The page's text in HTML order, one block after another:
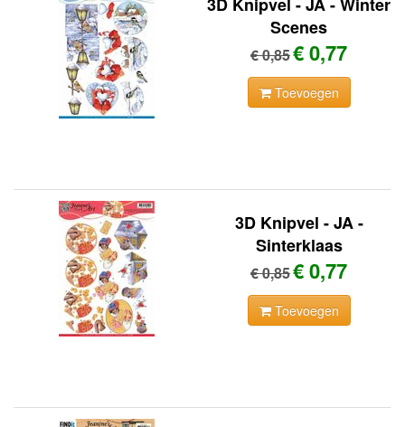
Scenes
€ 0,85€ 0,77
Toevoegen
3D Knipvel - JA -
Sinterklaas
€ 0,85€ 0,77
Toevoegen